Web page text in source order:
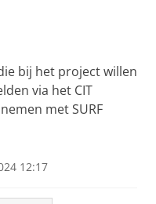
bij het project willen
via het CIT
met SURF
12:17